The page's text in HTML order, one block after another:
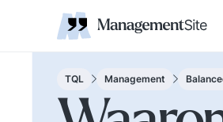
verantwoordelijkheid
en bestuurlijke wijsheid.
Ook de belangrijke
bestuurlijke valkuilen
bestuurlijke drukte,
Corporate communicatie
Disruptie
Ethiek, integriteit, moreel
jonge leiding geven
kleine letters ervoor en er
TQL Management